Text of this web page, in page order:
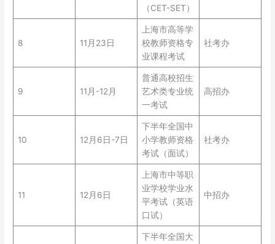
（CET-SET）
8 11月23日
上海市高等学
校教师资格专
业课程考试
社考办
9 11月-12月
普通高校招生
艺术类专业统
一考试
高招办
10 12月6日-7日
下半年全国中
小学教师资格
考试（面试）
社考办
11 12月6日
上海市中等职
业学校学业水
平考试（英语
口试）
中招办
下半年全国大